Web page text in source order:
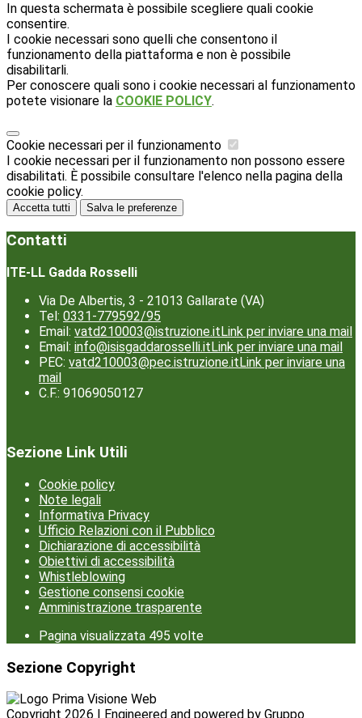
In questa schermata è possibile scegliere quali cookie
consentire.
I cookie necessari sono quelli che consentono il
funzionamento della piattaforma e non è possibile
disabilitarli.
Per conoscere quali sono i cookie necessari al funzionamento
potete visionare la COOKIE POLICY.
Cookie necessari per il funzionamento
I cookie necessari per il funzionamento non possono essere
disabilitati. È possibile consultare l'elenco nella pagina della
cookie policy.
Accetta tutti Salva le preferenze
Contatti
ITE-LL Gadda Rosselli
Via De Albertis, 3 - 21013 Gallarate (VA)
Tel: 0331-779592/95
Email: vatd210003@istruzione.itLink per inviare una mail
Email: info@isisgaddarosselli.itLink per inviare una mail
PEC: vatd210003@pec.istruzione.itLink per inviare una
mail
C.F.: 91069050127
Sezione Link Utili
Cookie policy
Note legali
Informativa Privacy
Ufficio Relazioni con il Pubblico
Dichiarazione di accessibilità
Obiettivi di accessibilità
Whistleblowing
Gestione consensi cookie
Amministrazione trasparente
Pagina visualizzata 495 volte
Sezione Copyright
Copyright 2026 | Engineered and powered by Gruppo